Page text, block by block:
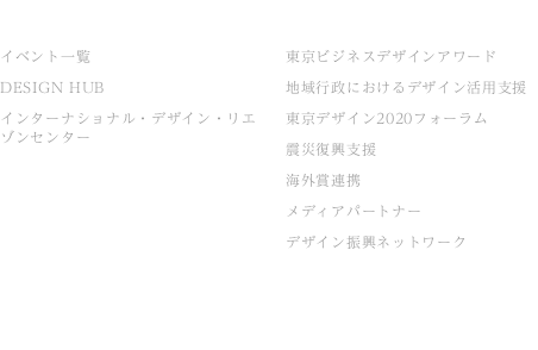
イベント一覧
DESIGN HUB
インターナショナル・デザイン・リエ
ゾンセンター
東京ビジネスデザインアワード
地域行政におけるデザイン活用支援
東京デザイン2020フォーラム
震災復興支援
海外賞連携
メディアパートナー
デザイン振興ネットワーク